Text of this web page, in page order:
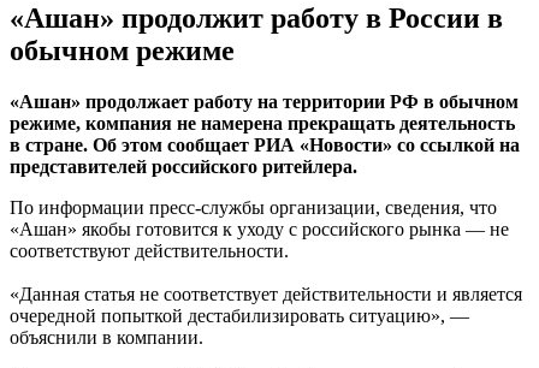
«Ашан» продолжит работу в России в
обычном режиме
«Ашан» продолжает работу на территории РФ в обычном
режиме, компания не намерена прекращать деятельность
в стране. Об этом сообщает РИА «Новости» со ссылкой на
представителей российского ритейлера.
По информации пресс-службы организации, сведения, что
«Ашан» якобы готовится к уходу с российского рынка — не
соответствуют действительности.
«Данная статья не соответствует действительности и является
очередной попыткой дестабилизировать ситуацию», —
объяснили в компании.